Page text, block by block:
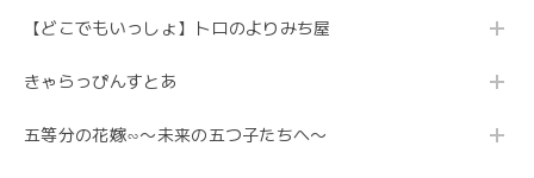
【どこでもいっしょ】トロのよりみち屋
きゃらっぴんすとあ
五等分の花嫁∽〜未来の五つ子たちへ〜